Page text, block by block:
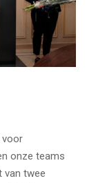
voor
onze teams
van twee